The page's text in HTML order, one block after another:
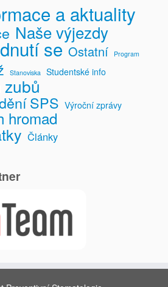
a aktuality
Naše výjezdy
se Ostatní Program
Stanoviska Studentské info
zubů
SPS Výroční zprávy
hromad
Články